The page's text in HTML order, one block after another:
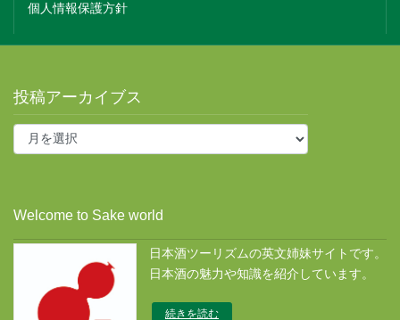
個人情報保護方針
投稿アーカイブス
投
イ
ブ
Welcome to Sake world
日本酒ツーリズムの英文姉妹サイトです。
日本酒の魅力や知識を紹介しています。
続きを読む